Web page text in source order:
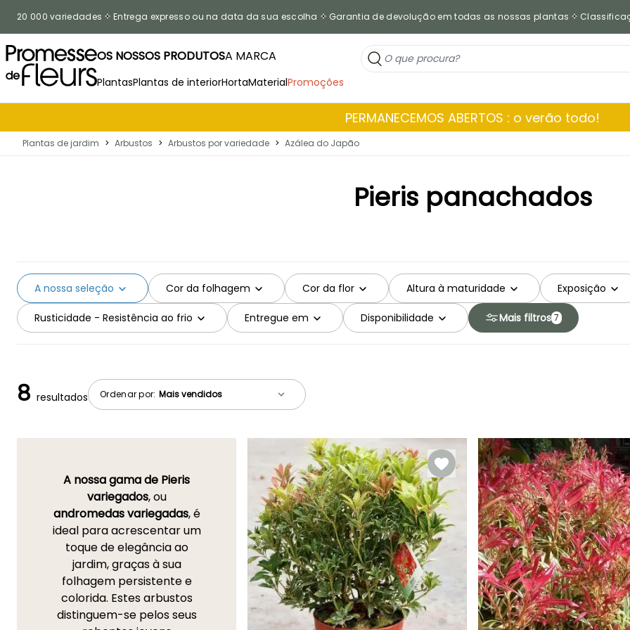
20 000 variedades Entrega expresso ou na data da sua escolha Garantia de devolução em todas as nossas plantas
OS NOSSOS PRODUTOSA MARCA
PlantasPlantas de interiorHortaMaterialPromoções
PERMANECEMOS ABERTOS : o verão todo!
Plantas de jardim > Arbustos > Arbustos por variedade > Azálea do Japão
Pieris panachados
Cor da folhagem Cor da flor Altura à maturidade Exposição
Rusticidade - Resistência ao frio Entregue em
A nossa seleção
Disponibilidade Mais filtros 7
Ordenar por:
8 resultados
A nossa gama de Pieris
variegados, ou
andromedas variegadas, é
ideal para acrescentar um
toque de elegância ao
jardim, graças à sua
folhagem persistente e
colorida. Estes arbustos
distinguem-se pelos seus